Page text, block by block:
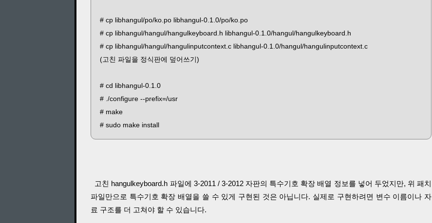
# cp libhangul/po/ko.po libhangul-0.1.0/po/ko.po
# cp libhangul/hangul/hangulkeyboard.h libhangul-0.1.0/hangul/hangulkeyboard.h
# cp libhangul/hangul/hangulinputcontext.c libhangul-0.1.0/hangul/hangulinputcontext.c
(고친 파일을 정식판에 덮어쓰기)
# cd libhangul-0.1.0
# ./configure --prefix=/usr
# make
# sudo make install
고친 hangulkeyboard.h 파일에 3-2011 / 3-2012 자판의 특수기호 확장 배열 정보를 넣어 두었지만, 위 패치
파일만으로 특수기호 확장 배열을 쓸 수 있게 구현된 것은 아닙니다. 실제로 구현하려면 변수 이름이나 자
료 구조를 더 고쳐야 할 수 있습니다.